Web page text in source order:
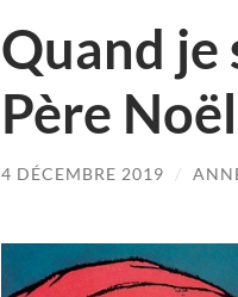
Quand je
Père
4 DÉCEMBRE 2019 /